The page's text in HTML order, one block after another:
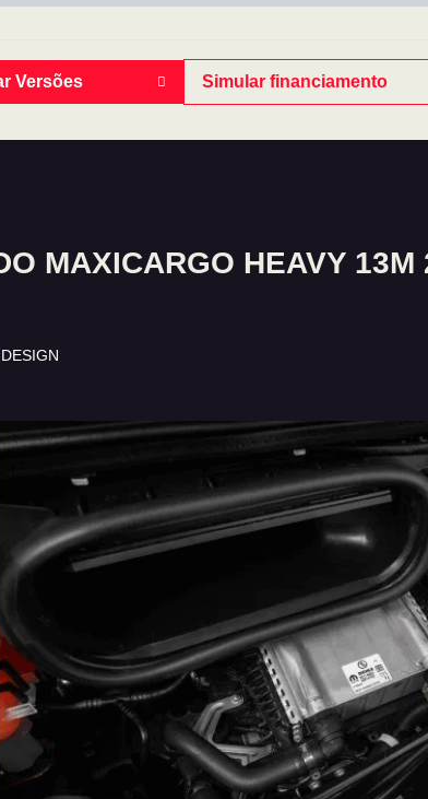
Versões Simular financiamento
MAXICARGO HEAVY 13M
DESIGN
DE PARTIDAS EM RAMPAS
Fiat Ducato vem equipado com
de partida em rampas, que evita que o
recue em subidas, e controle de
que garante ainda mais segurança
e manobras com carga.
TOP 3
CLASSE
Sinônimo
Novo Fiat
por
[custos